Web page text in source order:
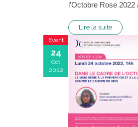
l'Octobre Rose
Lire la suite
Event
24
Oct
2022